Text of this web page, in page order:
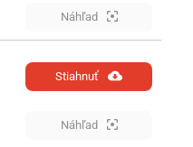
Náhľad
Stiahnuť
Náhľad